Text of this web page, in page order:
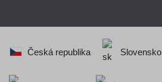
Česká republika Slovensko